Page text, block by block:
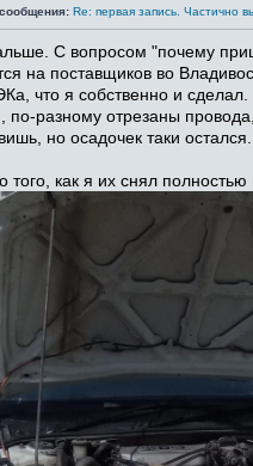
Re: первая запись. Частично
С вопросом "почему
на поставщиков во
что я собственно и
по-разному отрезаны
но осадочек таки остался.
того, как я их снял